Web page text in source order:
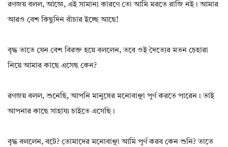
রণজয় বলল, আজ্ঞে, এই সামান্য কারণে তো আমি মরতে রাজি নই। আমার
আরও বেশ কিছুদিন বাঁচার ইচ্ছে আছে!
বৃদ্ধ তাতে যেন বেশ বিরক্ত হয়ে বললেন, তবে ওই দৈত্যের মতন চেহারা
নিয়ে আমার কাছে এসেছ কেন?
রণজয় বলল, শুনেছি, আপনি মানুষের মনোবাঞ্ছা পূর্ণ করতে পারেন। তাই
আপনার কাছে সাহায্য চাইতে এসেছি।
বৃদ্ধ বললেন, বটে? তোমাদের মনোবাঞ্ছা আমি পূর্ণ করব কেন শুনি? তাতে